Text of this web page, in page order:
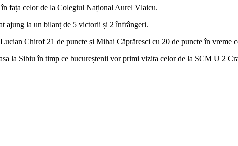
fața celor de la Colegiul Național Aurel Vlaicu.
ajung la un bilanț de 5 victorii și 2 înfrângeri.
Chirof 21 de puncte și Mihai Căprăresci cu 20 de puncte în vreme
la Sibiu în timp ce bucureștenii vor primi vizita celor de la SCM U 2